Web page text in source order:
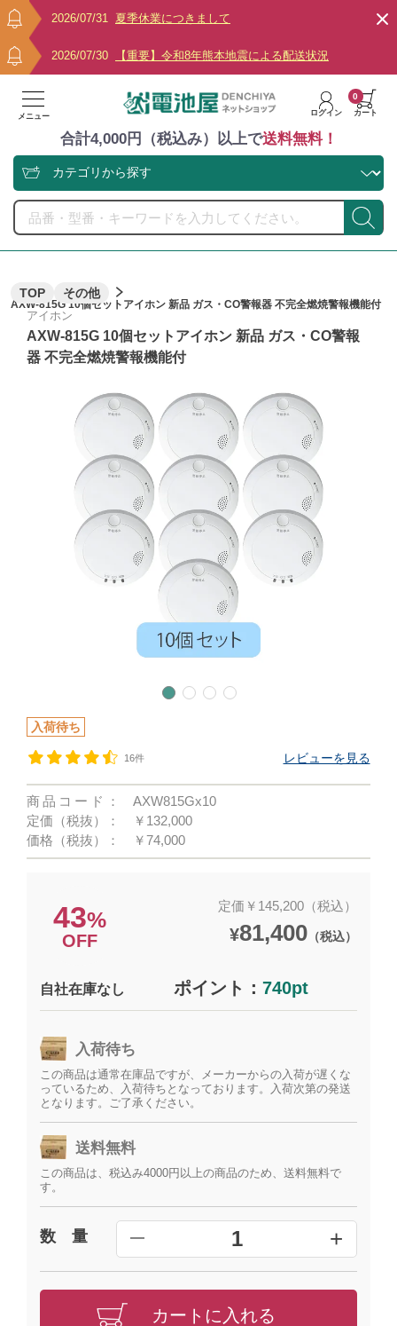
2026/07/31 夏季休業につきまして
2026/07/30 【重要】令和8年熊本地震による配送状況
メニュー ログイン カート
0
合計4,000円（税込み）以上で送料無料！
TOP その他
AXW-815G 10個セットアイホン 新品 ガス・CO警報器 不完全燃焼警報機能付
アイホン
AXW-815G 10個セットアイホン 新品 ガス・CO警報
器 不完全燃焼警報機能付
入荷待ち
16件 レビューを見る
商品コード：
AXW815Gx10
定価（税抜）：
￥132,000
価格（税抜）：
￥74,000
43%
OFF
定価￥145,200（税込）
¥81,400（税込）
自社在庫なし ポイント： 740pt
入荷待ち
この商品は通常在庫品ですが、メーカーからの入荷が遅くな
っているため、入荷待ちとなっております。入荷次第の発送
となります。ご了承ください。
送料無料
この商品は、税込み4000円以上の商品のため、送料無料で
す。
数 量 ━ 1 +
カートに入れる